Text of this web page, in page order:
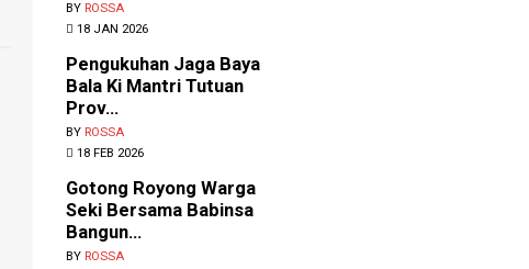
Dukung Persiapan HUT RI,
Babinsa Kewapan...
NTT-SIKKA. Babinsa Koramil
1603-04/Kewapante Kodim
1603/Sikka, Pratu Yelfrid
Leonardus, melaksanakan...
BY ROSSA
18 JAN 2026
Pengukuhan Jaga Baya
Bala Ki Mantri Tutuan
Prov...
BY ROSSA
18 FEB 2026
Gotong Royong Warga
Seki Bersama Babinsa
Bangun...
BY ROSSA